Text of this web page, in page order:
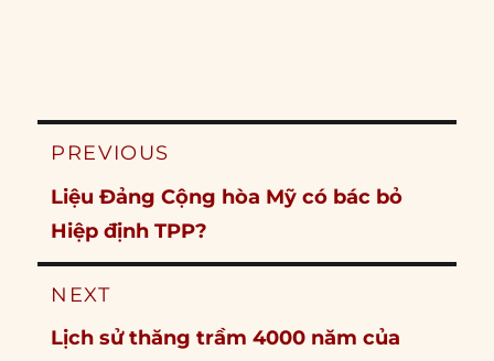
Post
PREVIOUS
Previous
post:
Liệu Đảng Cộng hòa Mỹ có bác bỏ
Hiệp định TPP?
NEXT
Next
Lịch sử thăng trầm 4000 năm của